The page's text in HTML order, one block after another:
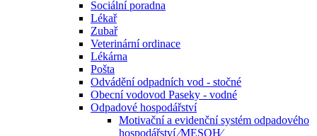
Sociální poradna
Lékař
Zubař
Veterinární ordinace
Lékárna
Pošta
Odvádění odpadních vod - stočné
Obecní vodovod Paseky - vodné
Odpadové hospodářství
Motivační a evidenční systém odpadového
hospodářství ⁄MESOH⁄